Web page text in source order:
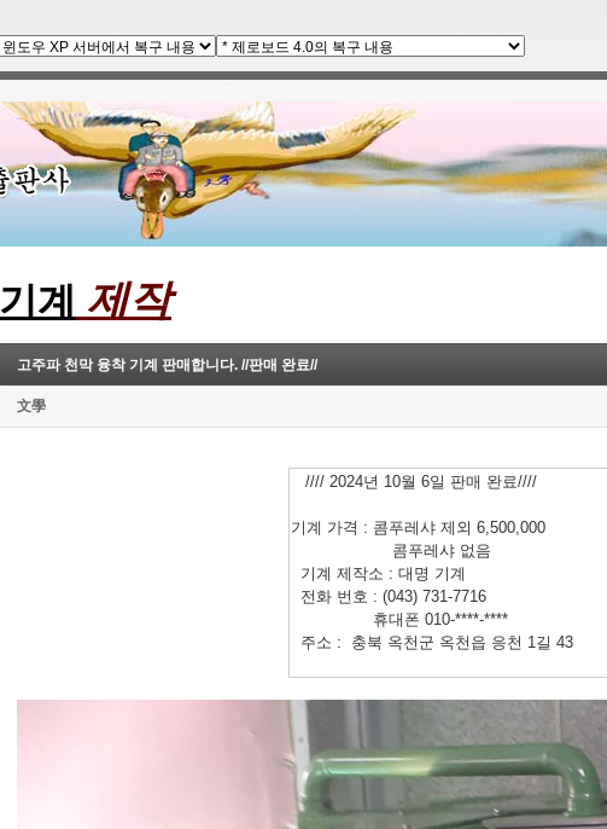
기계 제작
고주파 천막 융착 기계 판매합니다. //판매 완료//
文學
//// 2024년 10월 6일 판매 완료////
기계 가격 : 콤푸레샤 제외 6,500,000
콤푸레샤 없음
기계 제작소 : 대명 기계
전화 번호 : (043) 731-7716
휴대폰 010-****-****
주소 : 충북 옥천군 옥천읍 응천 1